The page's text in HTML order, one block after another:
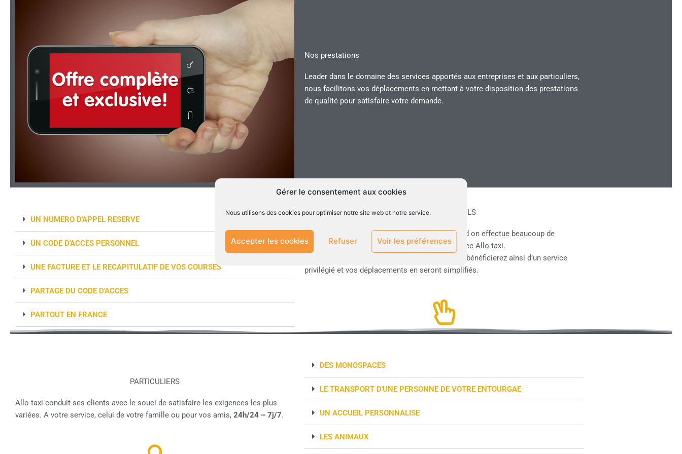
Gérer le consentement aux cookies
Nous utilisons des cookies pour optimiser notre site web et notre service.
Accepter les cookies Refuser Voir les préférences
Nos prestations
Leader dans le domaine des services apportés aux entreprises et aux particuliers,
nous facilitons vos déplacements en mettant à votre disposition des prestations
de qualité pour satisfaire votre demande.
UN NUMERO D'APPEL RESERVE
UN CODE D'ACCES PERSONNEL
UNE FACTURE ET LE RECAPITULATIF DE VOS COURSES
PARTAGE DU CODE D'ACCES
PARTOUT EN FRANCE
PROFESSIONNELS
Réservez un taxi facilement et rapidement quand on effectue beaucoup de
déplacements professionnels, c’est possible avec Allo taxi.
Pour cela il vous suffit d’ouvrir un compte, vous bénéficierez ainsi d’un service
privilégié et vos déplacements en seront simplifiés.
PARTICULIERS
Allo taxi conduit ses clients avec le souci de satisfaire les exigences les plus
variées. A votre service, celui de votre famille ou pour vos amis, 24h/24 – 7j/7.
DES MONOSPACES
LE TRANSPORT D'UNE PERSONNE DE VOTRE ENTOURGAE
UN ACCUEIL PERSONNALISE
LES ANIMAUX